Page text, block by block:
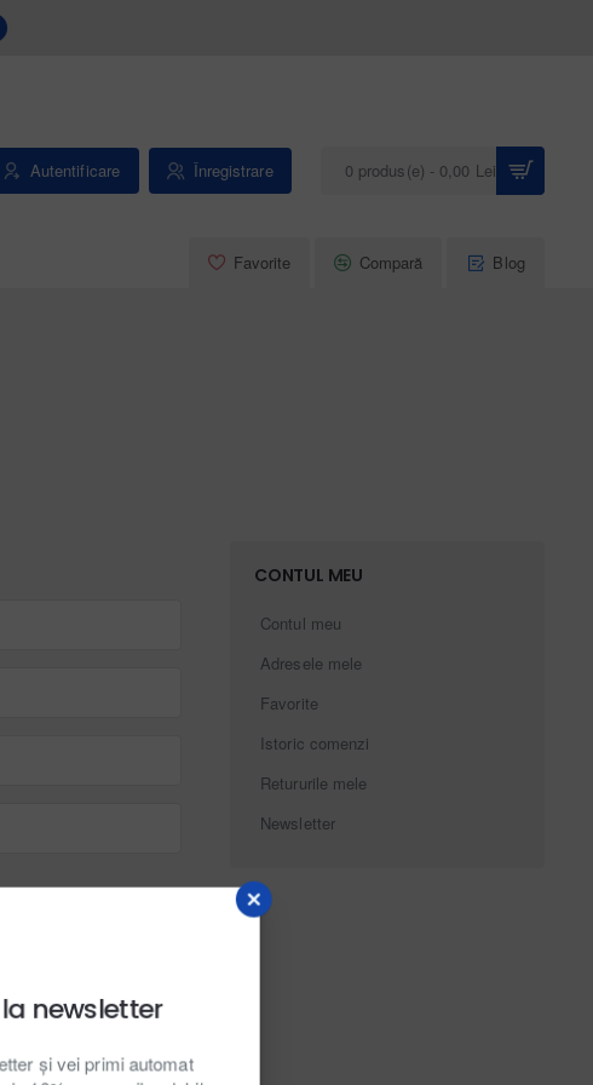
newsletter
și vei primi automat
Autentificare Înregistrare 0 produs(e) - 0,00 Lei
Favorite Compară Blog
CONTUL MEU
Contul meu
Adresele mele
Favorite
Istoric comenzi
Retururile mele
Newsletter